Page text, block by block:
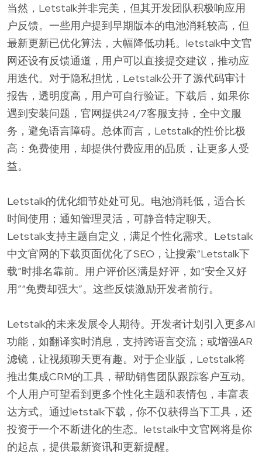
当然，Letstalk并非完美，但其开发团队积极响应用
户反馈。一些用户提到早期版本的电池消耗较高，但
最新更新已优化算法，大幅降低功耗。letstalk中文官
网还设有反馈通道，用户可以直接提交建议，推动应
用迭代。对于隐私担忧，Letstalk公开了源代码审计
报告，透明度高，用户可自行验证。下载后，如果你
遇到安装问题，官网提供24/7客服支持，全中文服
务，避免语言障碍。总体而言，Letstalk的性价比极
高：免费使用，却提供付费应用的品质，让更多人受
益。
Letstalk的优化细节处处可见。电池消耗低，适合长
时间使用；通知管理灵活，可静音特定聊天。
Letstalk支持主题自定义，满足个性化需求。Letstalk
中文官网的下载页面优化了SEO，让搜索“Letstalk下
载”时排名靠前。用户评价区满是好评，如“安全又好
用”“免费却强大”。这些反馈激励开发者前行。
Letstalk的未来发展令人期待。开发者计划引入更多AI
功能，如翻译实时消息，支持跨语言交流；或增强AR
滤镜，让视频聊天更有趣。对于企业版，Letstalk将
推出集成CRM的工具，帮助销售团队跟踪客户互动。
个人用户可望看到更多个性化主题和表情包，丰富表
达方式。通过letstalk下载，你不仅获得当下工具，还
投资于一个不断进化的生态。letstalk中文官网将是你
的起点，提供最新资讯和更新提醒。